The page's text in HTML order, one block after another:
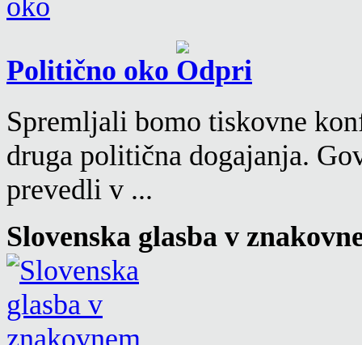
Politično oko
Spremljali bomo tiskovne
druga politična dogajanja.
prevedli v ...
Slovenska glasba v